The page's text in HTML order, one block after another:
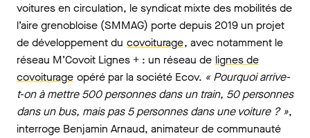
voitures en circulation, le syndicat mixte des mobilités de
l’aire grenobloise (SMMAG) porte depuis 2019 un projet
de développement du covoiturage, avec notamment le
réseau M’Covoit Lignes + : un réseau de lignes de
covoiturage opéré par la société Ecov. « Pourquoi arrive-
t-on à mettre 500 personnes dans un train, 50 personnes
dans un bus, mais pas 5 personnes dans une voiture ? »,
interroge Benjamin Arnaud, animateur de communauté